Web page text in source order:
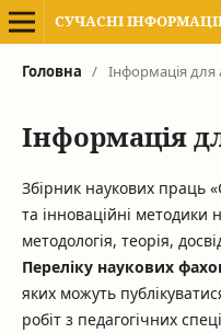
Головна / Інформація для
Інформація
Збірник наукових праць
та інноваційні методики
методологія, теорія,
Переліку наукових
яких можуть
робіт з педагогічних